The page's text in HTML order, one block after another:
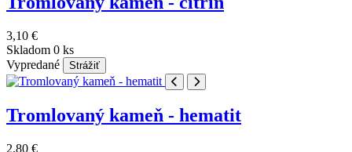
3,10 €
Skladom 0 ks
Vypredané
Strážiť
Tromlovaný kameň - hematit
2,80 €